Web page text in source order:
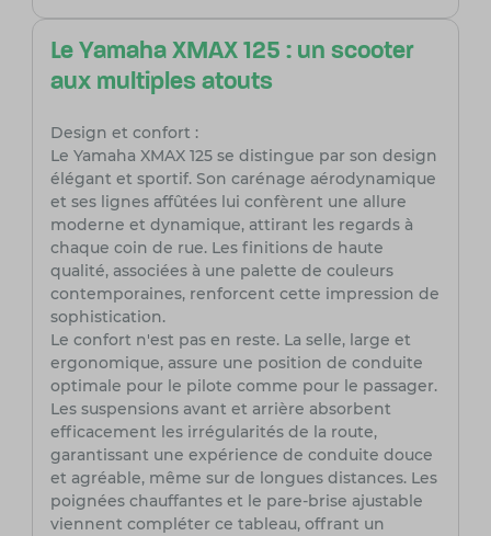
Le Yamaha XMAX 125 : un scooter
aux multiples atouts
Design et confort :
Le Yamaha XMAX 125 se distingue par son design
élégant et sportif. Son carénage aérodynamique
et ses lignes affûtées lui confèrent une allure
moderne et dynamique, attirant les regards à
chaque coin de rue. Les finitions de haute
qualité, associées à une palette de couleurs
contemporaines, renforcent cette impression de
sophistication.
Le confort n'est pas en reste. La selle, large et
ergonomique, assure une position de conduite
optimale pour le pilote comme pour le passager.
Les suspensions avant et arrière absorbent
efficacement les irrégularités de la route,
garantissant une expérience de conduite douce
et agréable, même sur de longues distances. Les
poignées chauffantes et le pare-brise ajustable
viennent compléter ce tableau, offrant un